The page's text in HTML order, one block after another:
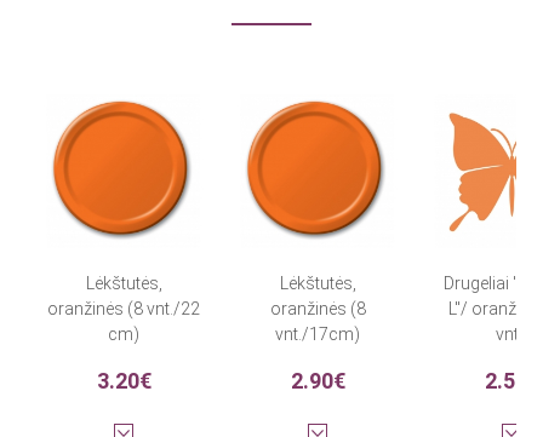
Lėkštutės,
oranžinės (8 vnt./22
cm)
3.20€
Lėkštutės,
oranžinės (8
vnt./17cm)
2.90€
Drugeliai
L"/
vnt.)
2.50€